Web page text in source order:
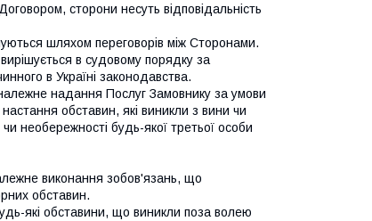
сторони несуть відповідальність
шляхом переговорів між Сторонами.
в судовому порядку за
в Україні законодавства.
надання Послуг Замовнику за умови
обставин, які виникли з вини чи
необережності будь-якої третьої особи
виконання зобов'язань, що
обставин.
які обставини, що виникли поза волею